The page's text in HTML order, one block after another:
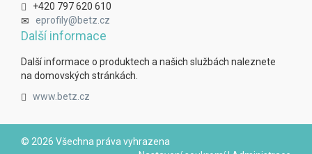
+420 797 620 610
eprofily@betz.cz
Další informace
Další informace o produktech a našich službách naleznete
na domovských stránkách.
www.betz.cz
© 2026 Všechna práva vyhrazena